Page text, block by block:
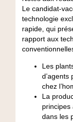
Le candidat-
technologie
rapide, qui
rapport aux
Les
d’agents
chez
La
principes
dans les